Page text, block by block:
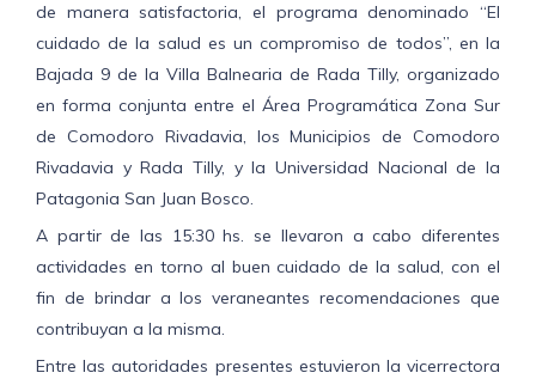
de manera satisfactoria, el programa denominado “El
cuidado de la salud es un compromiso de todos”, en la
Bajada 9 de la Villa Balnearia de Rada Tilly, organizado
en forma conjunta entre el Área Programática Zona Sur
de Comodoro Rivadavia, los Municipios de Comodoro
Rivadavia y Rada Tilly, y la Universidad Nacional de la
Patagonia San Juan Bosco.
A partir de las 15:30 hs. se llevaron a cabo diferentes
actividades en torno al buen cuidado de la salud, con el
fin de brindar a los veraneantes recomendaciones que
contribuyan a la misma.
Entre las autoridades presentes estuvieron la vicerrectora